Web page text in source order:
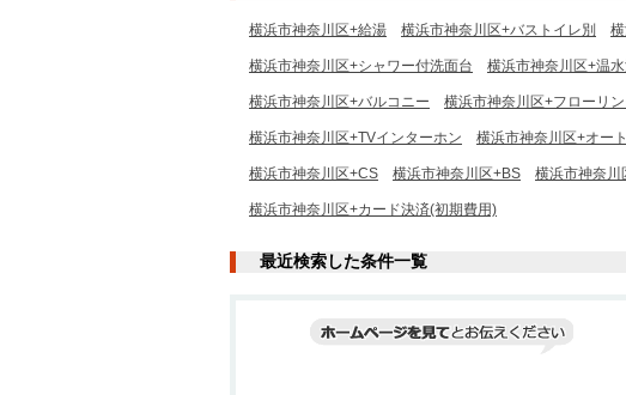
横浜市神奈川区+給湯 横浜市神奈川区+バストイレ別
横浜市神奈川区+シャワー付洗面台 横浜市神奈川区+温
横浜市神奈川区+バルコニー 横浜市神奈川区+フローリ
横浜市神奈川区+TVインターホン 横浜市神奈川区+オー
横浜市神奈川区+CS 横浜市神奈川区+BS 横浜市神奈川
横浜市神奈川区+カード決済(初期費用)
最近検索した条件一覧